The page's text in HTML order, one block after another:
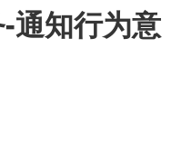
通知行为意